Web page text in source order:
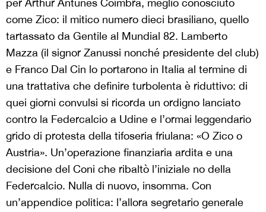
per Arthur Antunes Coimbra, meglio conosciuto
come Zico: il mitico numero dieci brasiliano, quello
tartassato da Gentile al Mundial 82. Lamberto
Mazza (il signor Zanussi nonché presidente del club)
e Franco Dal Cin lo portarono in Italia al termine di
una trattativa che definire turbolenta è riduttivo: di
quei giorni convulsi si ricorda un ordigno lanciato
contro la Federcalcio a Udine e l’ormai leggendario
grido di protesta della tifoseria friulana: «O Zico o
Austria». Un’operazione finanziaria ardita e una
decisione del Coni che ribaltò l’iniziale no della
Federcalcio. Nulla di nuovo, insomma. Con
un’appendice politica: l’allora segretario generale